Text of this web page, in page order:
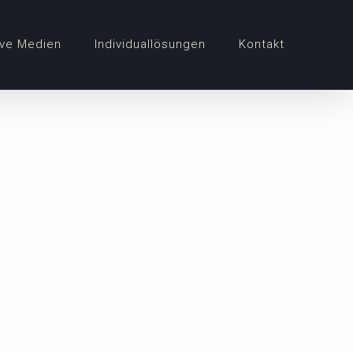
Medien Individuallösungen Kontakt